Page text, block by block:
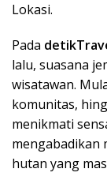
Lokasi.
Pada
lalu, suasana
wisatawan.
komunitas,
menikmati
mengabadikan
hutan yang